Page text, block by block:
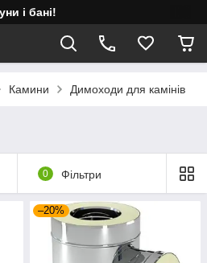
і бані!
Камини Димоходи для камінів
0 Фільтри
–20%